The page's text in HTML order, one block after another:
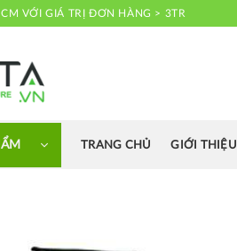
VỚI GIÁ TRỊ ĐƠN HÀNG > 3TR
TRANG CHỦ GIỚI THIỆU